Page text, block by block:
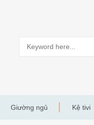
Giường ngủ Kệ tivi